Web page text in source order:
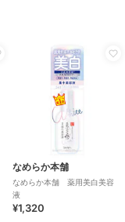
なめらか本舗
なめらか本舗 薬用美白美容
液
¥1,320